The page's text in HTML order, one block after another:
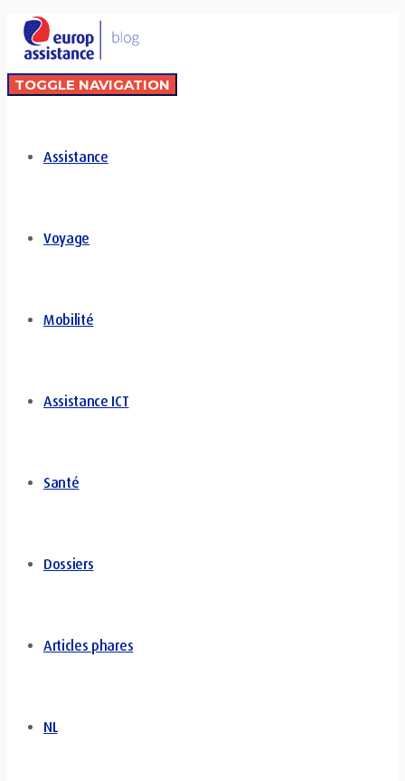
TOGGLE NAVIGATION
Assistance
Voyage
Mobilité
Assistance ICT
Santé
Dossiers
Articles phares
NL